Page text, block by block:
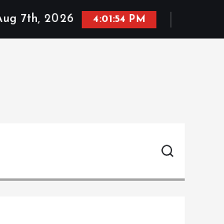
7th, 2026 4:01:55 PM